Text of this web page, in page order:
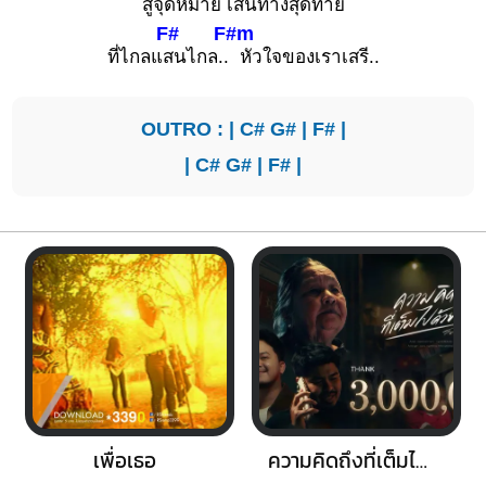
สู่จุดหมาย เส้นทางสุดท้าย
ที่ไกลแ
F#
สนไกล..
F#m
หัวใจของเราเสรี..
OUTRO : | C# G#| F#|
| C# G# | F# |
เพื่อเธอ ความคิดถึงที่เต็มไปด้วยน้ำตา